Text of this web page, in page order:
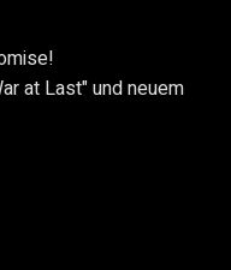
at Last" und neuem